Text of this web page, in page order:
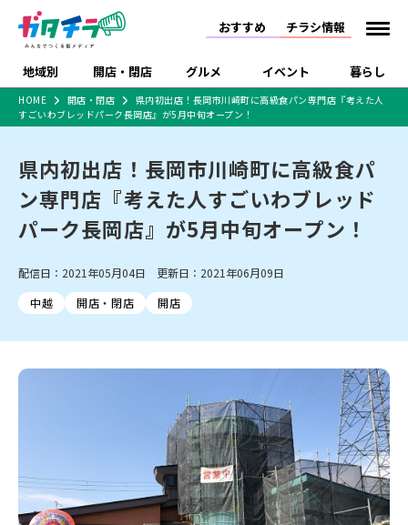
おすすめ チラシ情報
地域別 開店・閉店 グルメ イベント 暮らし
新潟市 下越
中越 上越
佐渡
新潟市北区
新潟市江南区 新潟市秋葉区
新潟市西蒲区
新発田・聖籠
胎内・粟島
五泉・阿賀野・阿賀
燕・弥彦
長岡・見附
小千谷・十日町・津南
魚沼・南魚沼・湯沢
柏崎・刈羽・出雲崎
上越・妙高・糸魚川
開店 閉店
リニューアル・移転 休業 開店まとめ
閉店まとめ
新潟市・開店
新潟市・閉店
長岡市・開店
長岡市・閉店
上越市・開店
ラーメン・開店
ラーメン・閉店
ラーメン 現地レポート
和食 洋食
スイーツ
季節・期間限定
焼肉
パスタ
タレカツ・豚カツ
デカ盛り・大盛り
定食・町定食 海鮮・鮨
そば・うどん
日本酒・新潟清酒
ワイン・クラフトビール
ケーキ・パフェ
ビアガーデン・暑気払い
体験・販売 祭り・伝統行事
趣味・展示会 ライブ・コンサート
スポーツ
入場無料
学生スポーツ アルビレックス
施設・ショップ
住宅メーカー・工務
店
食品メーカー・県産
習い事・塾 アパレル・雑貨
観光スポット
温泉・入浴 ホテル 旅館
水族館
リラクゼーション・整体
スキー場
リユース・買取
ラブラ万代・ラブラ2
新潟伊勢丹
ピア万代
パティオPATIO
特売セール インタビュー
特集・まとめ記事
セツコママ ランキング 新潟人
キャンペーン
開店まとめ
閉店まとめ
食品スーパー・コンビ
ショッピングモール・
大型施設
ドラッグストア・ホーム
センター
ファッション 生活サービス
家電・携帯電話
通販・EC イベント
求人
新潟市 チラシ
長岡・見附 チラシ
上越・妙高・糸魚川 チラシ
注目 チラシ
週末セール
火曜セール
オープン・リニューアルセール
周年祭・感謝祭セール
年末・初売りセール
HOME 開店・閉店
県内初出店！長岡市川崎町に高級食パン専門店『考えた人
すごいわブレッドパーク長岡店』が5月中旬オープン！
県内初出店！長岡市川崎町に高級食パ
ン専門店『考えた人すごいわブレッド
パーク長岡店』が5月中旬オープン！
配信日：2021年05月04日 更新日：2021年06月09日
中越
開店・閉店 開店